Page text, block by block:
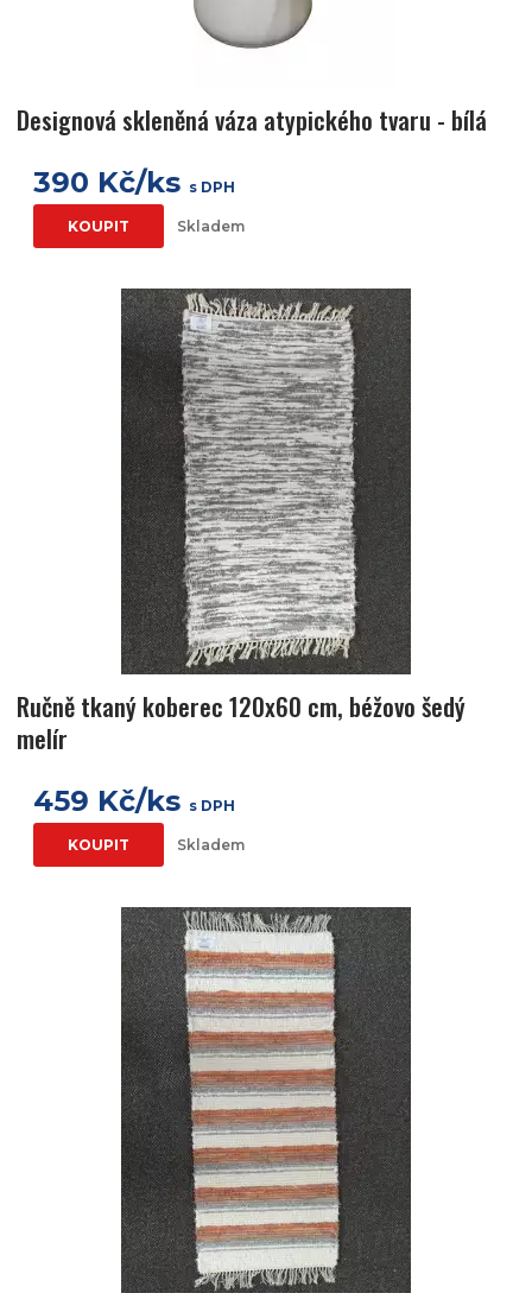
Designová skleněná váza atypického tvaru - bílá
390 Kč/ks s DPH
KOUPIT Skladem
Ručně tkaný koberec 120x60 cm, béžovo šedý
melír
459 Kč/ks s DPH
KOUPIT Skladem